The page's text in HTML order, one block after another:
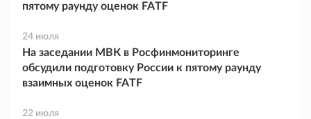
пятому раунду оценок FATF
24 июля
На заседании МВК в Росфинмониторинге
обсудили подготовку России к пятому раунду
взаимных оценок FATF
22 июля